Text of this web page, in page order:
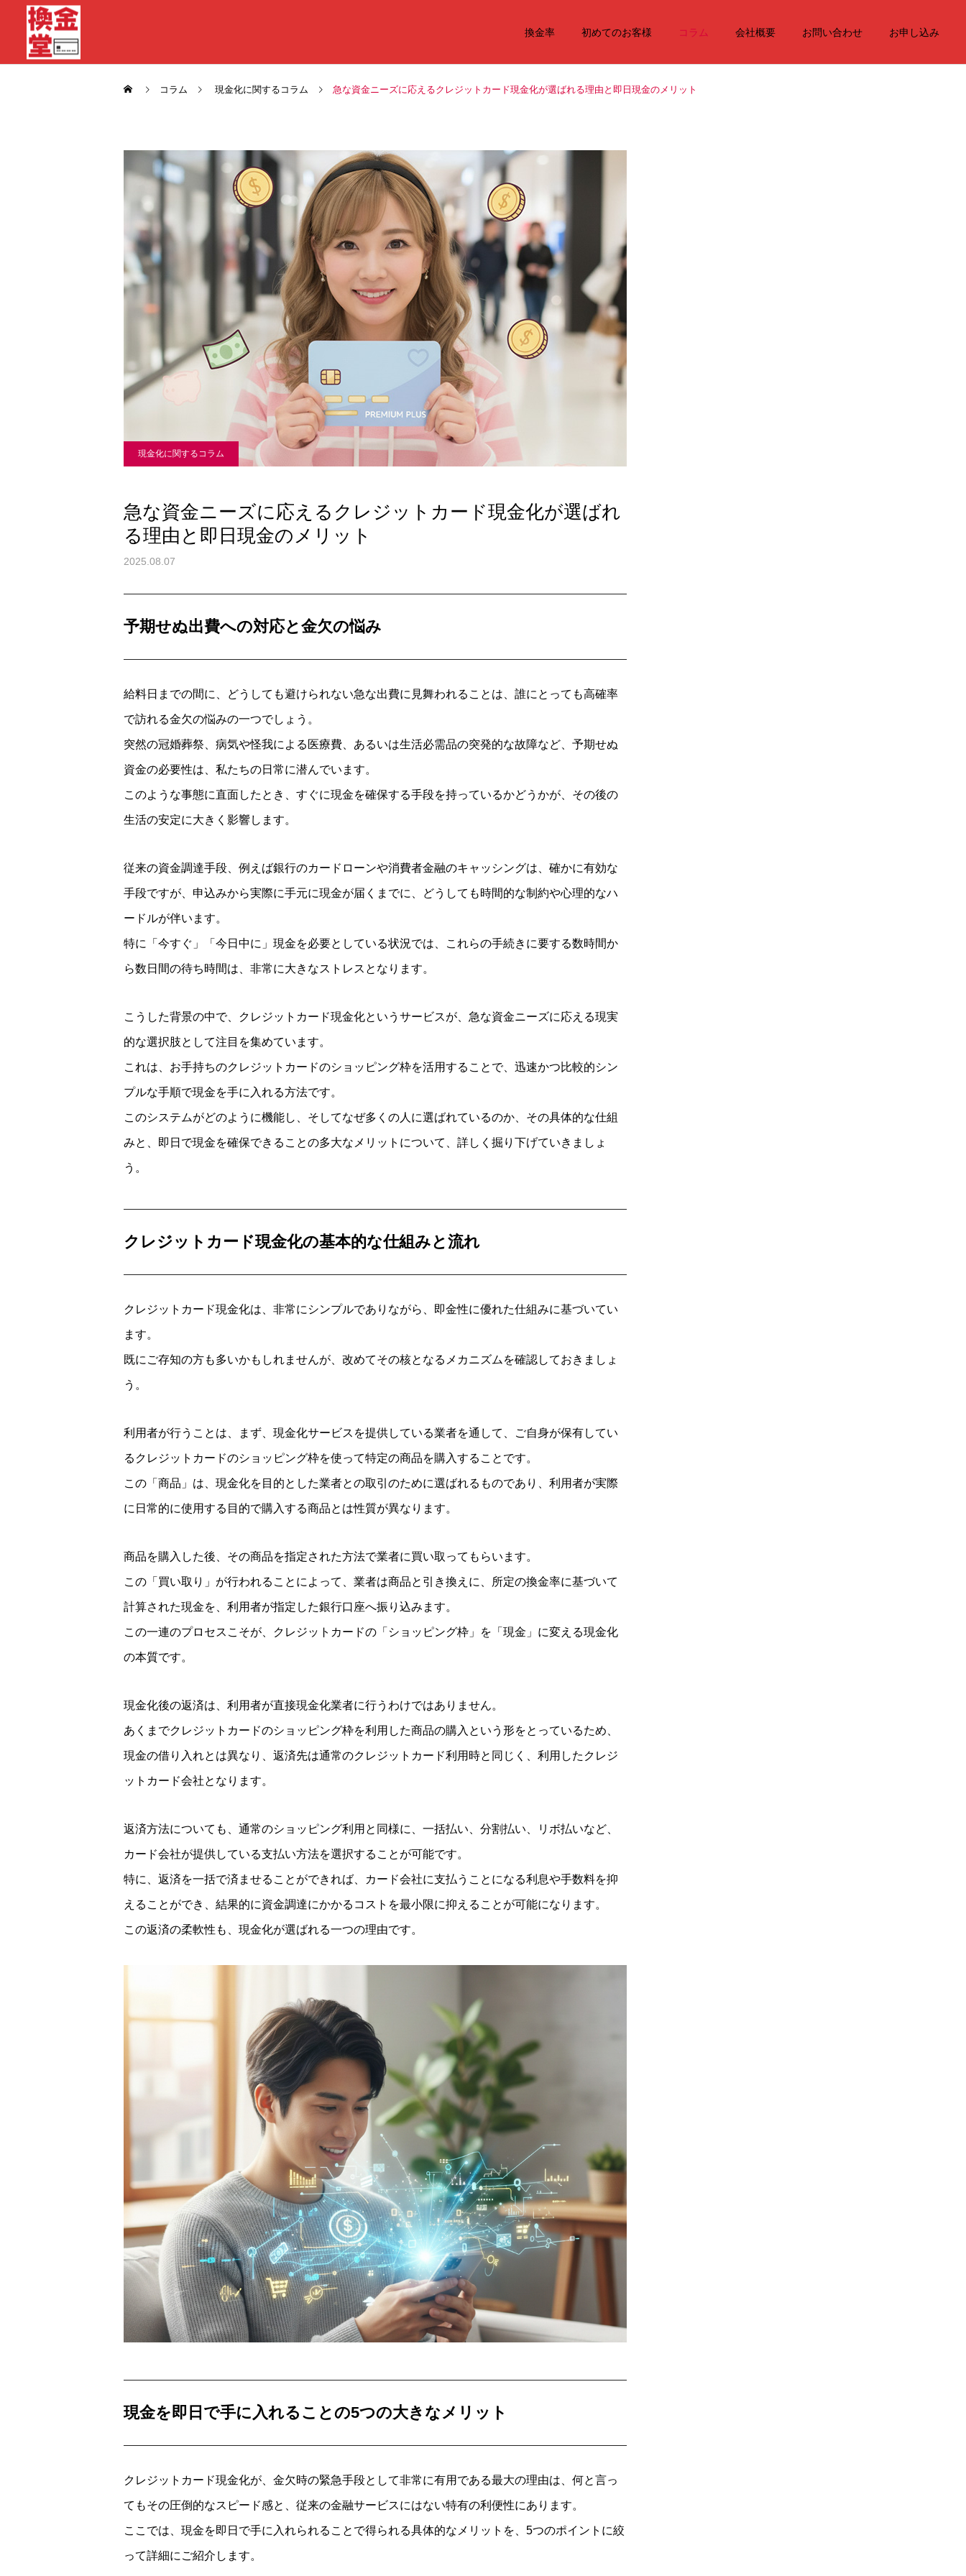
換金率 初めてのお客様 コラム 会社概要 お問い合わせ お申し込み
コラム 現金化に関するコラム 急な資金ニーズに応えるクレジットカード現金化が選ばれる理由と即日現金のメリット
現金化に関するコラム
急な資金ニーズに応えるクレジットカード現金化が選ばれ
る理由と即日現金のメリット
2025.08.07
予期せぬ出費への対応と金欠の悩み
給料日までの間に、どうしても避けられない急な出費に見舞われることは、誰にとっても高確率
で訪れる金欠の悩みの一つでしょう。
突然の冠婚葬祭、病気や怪我による医療費、あるいは生活必需品の突発的な故障など、予期せぬ
資金の必要性は、私たちの日常に潜んでいます。
このような事態に直面したとき、すぐに現金を確保する手段を持っているかどうかが、その後の
生活の安定に大きく影響します。
従来の資金調達手段、例えば銀行のカードローンや消費者金融のキャッシングは、確かに有効な
手段ですが、申込みから実際に手元に現金が届くまでに、どうしても時間的な制約や心理的なハ
ードルが伴います。
特に「今すぐ」「今日中に」現金を必要としている状況では、これらの手続きに要する数時間か
ら数日間の待ち時間は、非常に大きなストレスとなります。
こうした背景の中で、クレジットカード現金化というサービスが、急な資金ニーズに応える現実
的な選択肢として注目を集めています。
これは、お手持ちのクレジットカードのショッピング枠を活用することで、迅速かつ比較的シン
プルな手順で現金を手に入れる方法です。
このシステムがどのように機能し、そしてなぜ多くの人に選ばれているのか、その具体的な仕組
みと、即日で現金を確保できることの多大なメリットについて、詳しく掘り下げていきましょ
う。
クレジットカード現金化の基本的な仕組みと流れ
クレジットカード現金化は、非常にシンプルでありながら、即金性に優れた仕組みに基づいてい
ます。
既にご存知の方も多いかもしれませんが、改めてその核となるメカニズムを確認しておきましょ
う。
利用者が行うことは、まず、現金化サービスを提供している業者を通して、ご自身が保有してい
るクレジットカードのショッピング枠を使って特定の商品を購入することです。
この「商品」は、現金化を目的とした業者との取引のために選ばれるものであり、利用者が実際
に日常的に使用する目的で購入する商品とは性質が異なります。
商品を購入した後、その商品を指定された方法で業者に買い取ってもらいます。
この「買い取り」が行われることによって、業者は商品と引き換えに、所定の換金率に基づいて
計算された現金を、利用者が指定した銀行口座へ振り込みます。
この一連のプロセスこそが、クレジットカードの「ショッピング枠」を「現金」に変える現金化
の本質です。
現金化後の返済は、利用者が直接現金化業者に行うわけではありません。
あくまでクレジットカードのショッピング枠を利用した商品の購入という形をとっているため、
現金の借り入れとは異なり、返済先は通常のクレジットカード利用時と同じく、利用したクレジ
ットカード会社となります。
返済方法についても、通常のショッピング利用と同様に、一括払い、分割払い、リボ払いなど、
カード会社が提供している支払い方法を選択することが可能です。
特に、返済を一括で済ませることができれば、カード会社に支払うことになる利息や手数料を抑
えることができ、結果的に資金調達にかかるコストを最小限に抑えることが可能になります。
この返済の柔軟性も、現金化が選ばれる一つの理由です。
現金を即日で手に入れることの5つの大きなメリット
クレジットカード現金化が、金欠時の緊急手段として非常に有用である最大の理由は、何と言っ
てもその圧倒的なスピード感と、従来の金融サービスにはない特有の利便性にあります。
ここでは、現金を即日で手に入れられることで得られる具体的なメリットを、5つのポイントに絞
って詳細にご紹介します。